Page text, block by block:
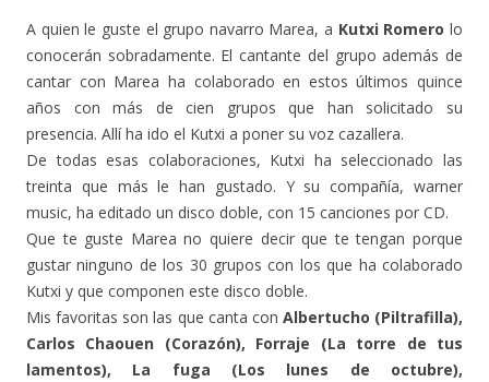
A quien le guste el grupo navarro Marea, a Kutxi Romero lo
conocerán sobradamente. El cantante del grupo además de
cantar con Marea ha colaborado en estos últimos quince
años con más de cien grupos que han solicitado su
presencia. Allí ha ido el Kutxi a poner su voz cazallera.
De todas esas colaboraciones, Kutxi ha seleccionado las
treinta que más le han gustado. Y su compañía, warner
music, ha editado un disco doble, con 15 canciones por CD.
Que te guste Marea no quiere decir que te tengan porque
gustar ninguno de los 30 grupos con los que ha colaborado
Kutxi y que componen este disco doble.
Mis favoritas son las que canta con Albertucho (Piltrafilla),
Carlos Chaouen (Corazón), Forraje (La torre de tus
lamentos), La fuga (Los lunes de octubre),